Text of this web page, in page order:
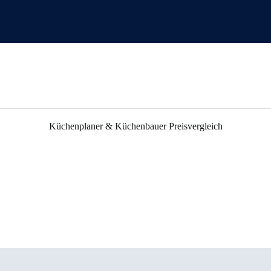
Küchenplaner & Küchenbauer Preisvergleich